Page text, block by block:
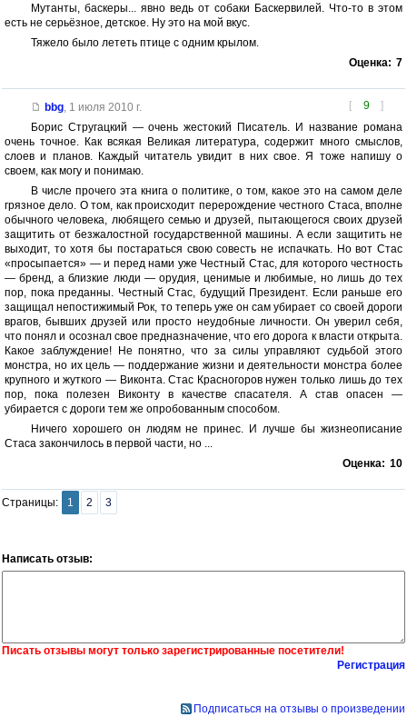
Мутанты, баскеры... явно ведь от собаки Баскервилей. Что-то в этом
есть не серьёзное, детское. Ну это на мой вкус.
Тяжело было лететь птице с одним крылом.
Оценка: 7
[ 9 ]
bbg, 1 июля 2010 г.
Борис Стругацкий — очень жестокий Писатель. И название романа
очень точное. Как всякая Великая литература, содержит много смыслов,
слоев и планов. Каждый читатель увидит в них свое. Я тоже напишу о
своем, как могу и понимаю.
В числе прочего эта книга о политике, о том, какое это на самом деле
грязное дело. О том, как происходит перерождение честного Стаса, вполне
обычного человека, любящего семью и друзей, пытающегося своих друзей
защитить от безжалостной государственной машины. А если защитить не
выходит, то хотя бы постараться свою совесть не испачкать. Но вот Стас
«просыпается» — и перед нами уже Честный Стас, для которого честность
— бренд, а близкие люди — орудия, ценимые и любимые, но лишь до тех
пор, пока преданны. Честный Стас, будущий Президент. Если раньше его
защищал непостижимый Рок, то теперь уже он сам убирает со своей дороги
врагов, бывших друзей или просто неудобные личности. Он уверил себя,
что понял и осознал свое предназначение, что его дорога к власти открыта.
Какое заблуждение! Не понятно, что за силы управляют судьбой этого
монстра, но их цель — поддержание жизни и деятельности монстра более
крупного и жуткого — Виконта. Стас Красногоров нужен только лишь до тех
пор, пока полезен Виконту в качестве спасателя. А став опасен —
убирается с дороги тем же опробованным способом.
Ничего хорошего он людям не принес. И лучше бы жизнеописание
Стаса закончилось в первой части, но ...
Оценка: 10
Страницы: 1 2 3
Написать отзыв:
Писать отзывы могут только зарегистрированные посетители!
Регистрация
Подписаться на отзывы о произведении